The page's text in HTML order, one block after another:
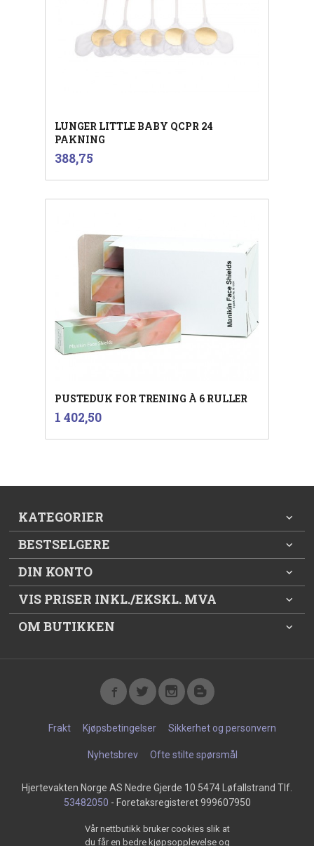
LUNGER LITTLE BABY QCPR 24
PAKNING
Pris
388,75inkl.
mva.
PUSTEDUK FOR TRENING À 6 RULLER
Pris
1 402,50mva.
KATEGORIER
BESTSELGERE
DIN KONTO
VIS PRISER INKL./EKSKL. MVA
OM BUTIKKEN
Frakt Kjøpsbetingelser Sikkerhet og personvern
Nyhetsbrev Ofte stilte spørsmål
Hjertevakten Norge AS Nedre Gjerde 10 5474 Løfallstrand Tlf.
53482050 - Foretaksregisteret 999607950
Vår nettbutikk bruker cookies slik at
du får en bedre kjøpsopplevelse og